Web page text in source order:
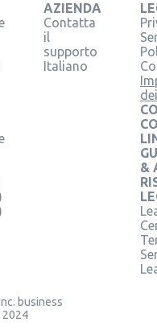
AZIENDA
Contatta
il
supporto
Italiano
&
business
2024